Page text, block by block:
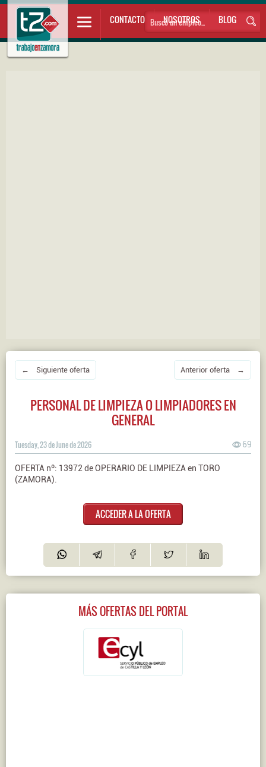
CONTACTO NOSOTROS BLOG
← Siguiente oferta Anterior oferta →
PERSONAL DE LIMPIEZA O LIMPIADORES EN
GENERAL
Tuesday, 23 de June de 2026 69
OFERTA nº: 13972 de OPERARIO DE LIMPIEZA en TORO
(ZAMORA).
ACCEDER A LA OFERTA
MÁS OFERTAS DEL PORTAL